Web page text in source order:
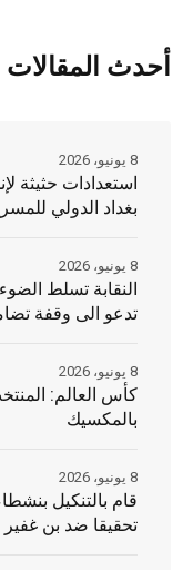
أحدث المقالات
استعدادات حثيثة
بغداد الدولي
8 يونيو، 2026
النقابة تسلط
تدعو الى وقفة
8 يونيو، 2026
كأس العالم:
بالمكسيك
8 يونيو، 2026
قام بالتنكيل
تحقيقا ضد بن غفير
8 يونيو، 2026